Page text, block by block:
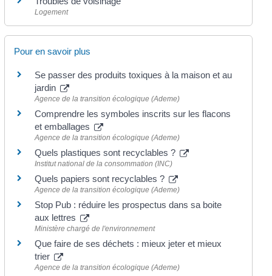
Logement
Pour en savoir plus
Se passer des produits toxiques à la maison et au
jardin
Agence de la transition écologique (Ademe)
Comprendre les symboles inscrits sur les flacons
et emballages
Agence de la transition écologique (Ademe)
Quels plastiques sont recyclables ?
Institut national de la consommation (INC)
Quels papiers sont recyclables ?
Agence de la transition écologique (Ademe)
Stop Pub : réduire les prospectus dans sa boite
aux lettres
Ministère chargé de l'environnement
Que faire de ses déchets : mieux jeter et mieux
trier
Agence de la transition écologique (Ademe)